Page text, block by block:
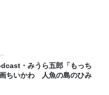
・みうら五郎「もっち
ちいかわ 人魚の島のひみ